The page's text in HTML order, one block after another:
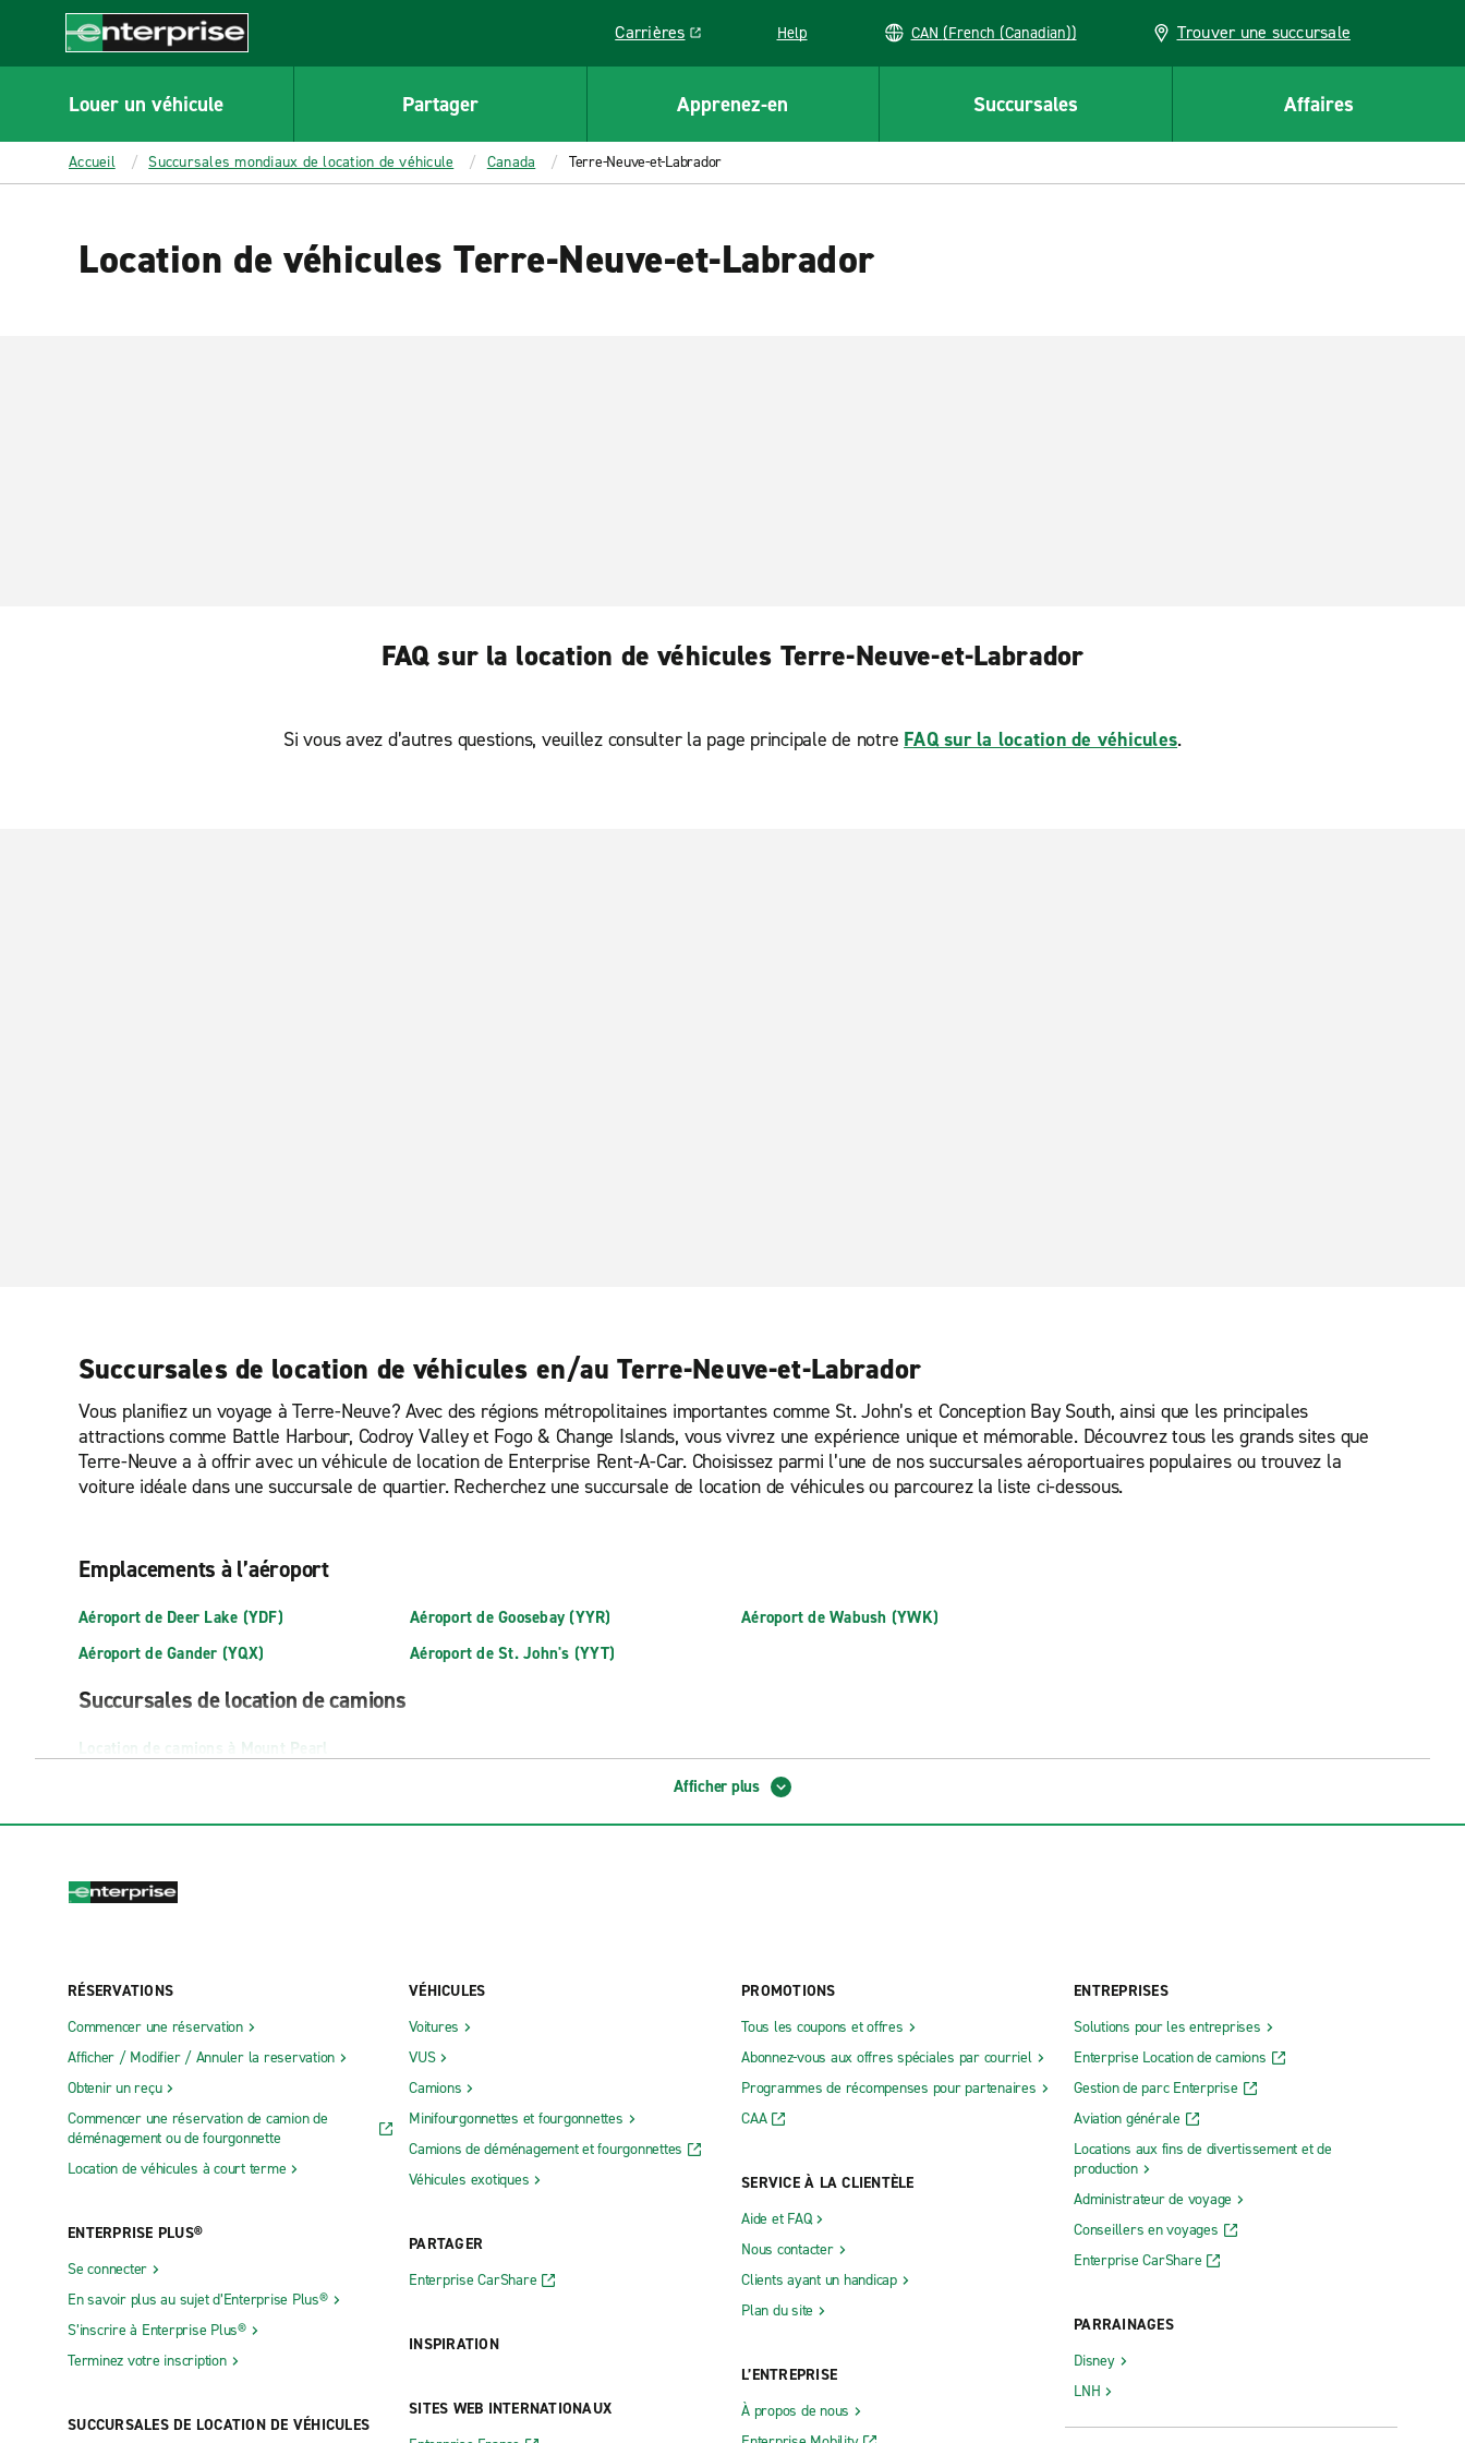
CONTENT
Enterprise
Carrières
Link opens in a new window
Help CAN (French (Canadian)) Trouver une succursale
Louer un véhicule Partager Apprenez-en Succursales Affaires
Accueil Succursales mondiaux de location de véhicule Canada Terre-Neuve-et-Labrador
Location de véhicules Terre-Neuve-et-Labrador
FAQ sur la location de véhicules Terre-Neuve-et-Labrador
Si vous avez d’autres questions, veuillez consulter la page principale de notre FAQ sur la location de véhicules.
Succursales de location de véhicules en/au Terre-Neuve-et-Labrador
Vous planifiez un voyage à Terre-Neuve? Avec des régions métropolitaines importantes comme St. John’s et Conception Bay South, ainsi que les principales
attractions comme Battle Harbour, Codroy Valley et Fogo & Change Islands, vous vivrez une expérience unique et mémorable. Découvrez tous les grands sites que
Terre-Neuve a à offrir avec un véhicule de location de Enterprise Rent-A-Car. Choisissez parmi l’une de nos succursales aéroportuaires populaires ou trouvez la
voiture idéale dans une succursale de quartier. Recherchez une succursale de location de véhicules ou parcourez la liste ci-dessous.
Emplacements à l’aéroport
Aéroport de Deer Lake (YDF)
Aéroport de Gander (YQX)
Aéroport de Goosebay (YYR)
Aéroport de St. John's (YYT)
Aéroport de Wabush (YWK)
Succursales de location de camions
Location de camions à Mount Pearl
Corner Brook
Afficher plus
RÉSERVATIONS
Commencer une réservation
Afficher / Modifier / Annuler la reservation
Obtenir un reçu
Commencer une réservation de camion de
déménagement ou de fourgonnette
Location de véhicules à court terme
ENTERPRISE PLUS®
Se connecter
En savoir plus au sujet d’Enterprise Plus®
S’inscrire à Enterprise Plus®
Terminez votre inscription
SUCCURSALES DE LOCATION DE VÉHICULES
VÉHICULES
Voitures
VUS
Camions
Minifourgonnettes et fourgonnettes
Camions de déménagement et fourgonnettes
Véhicules exotiques
PARTAGER
Enterprise CarShare
INSPIRATION
SITES WEB INTERNATIONAUX
PROMOTIONS
Tous les coupons et offres
Abonnez-vous aux offres spéciales par courriel
Programmes de récompenses pour partenaires
CAA
SERVICE À LA CLIENTÈLE
Aide et FAQ
Nous contacter
Clients ayant un handicap
Plan du site
L’ENTREPRISE
À propos de nous
ENTREPRISES
Solutions pour les entreprises
Enterprise Location de camions
Gestion de parc Enterprise
Aviation générale
Locations aux fins de divertissement et de
production
Administrateur de voyage
Conseillers en voyages
Enterprise CarShare
PARRAINAGES
Disney
LNH